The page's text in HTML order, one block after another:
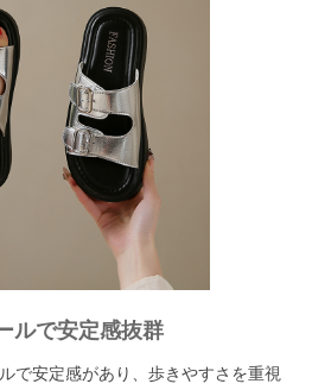
ルで安定感抜群
で安定感があり、歩きやすさを重視